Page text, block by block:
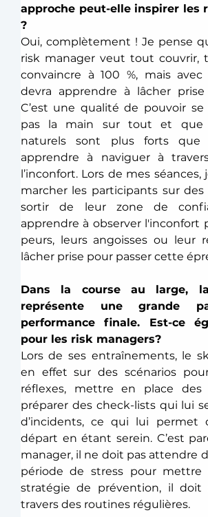
approche peut-elle inspirer les
?
Oui, complètement ! Je pense
risk manager veut tout couvrir,
convaincre à 100 %, mais
devra apprendre à lâcher
C’est une qualité de pouvoir se
pas la main sur tout et que
naturels sont plus forts
apprendre à naviguer à
l’inconfort. Lors de mes séances,
marcher les participants sur
sortir de leur zone de
apprendre à observer l'inconfort
peurs, leurs angoisses ou leur
lâcher prise pour passer cette
Dans la course au large,
représente une grande
performance finale. Est-ce
pour les risk managers?
Lors de ses entraînements, le
en effet sur des scénarios
réflexes, mettre en place des
préparer des check-lists qui lui
d’incidents, ce qui lui permet
départ en étant serein. C’est
manager, il ne doit pas attendre
période de stress pour mettre
stratégie de prévention, il doit
travers des routines régulières.